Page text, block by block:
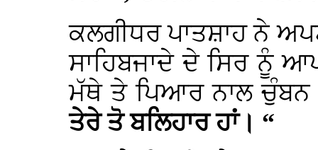
ਕਲਗੀਧਰ ਪਾਤਸ਼ਾਹ ਨੇ
ਸਾਹਿਬਜਾਦੇ ਦੇ ਸਿਰ ਨੂੰ
ਮੱਥੇ ਤੇ ਪਿਆਰ ਨਾਲ ਚੁੰਬਨ
ਤੇਰੇ ਤੋ ਬਲਿਹਾਰ ਹਾਂ। “